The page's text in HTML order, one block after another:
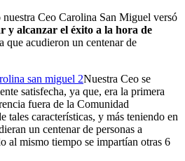
Ceo Carolina San Miguel versó
y alcanzar el éxito a la hora de
que acudieron un centenar de
Nuestra Ceo se
satisfecha, ya que, era la primera
fuera de la Comunidad
tales características, y más teniendo en
un centenar de personas a
al mismo tiempo se impartían otras 6